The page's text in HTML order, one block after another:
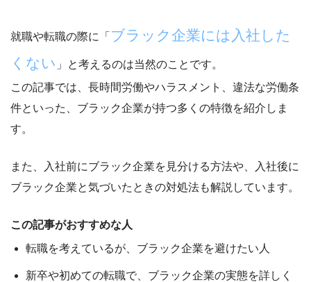
就職や転職の際に「 ブラック企業には入社した
くない 」と考えるのは当然のことです。
この記事では、長時間労働やハラスメント、違法な労働条
件といった、 ブラック企業が持つ多くの特徴を紹介しま
す。
また、 入社前にブラック企業を見分ける方法や、
入社後に
ブラック企業と気づいたときの対処法も解説しています。
この記事がおすすめな人
転職を考えているが、ブラック企業を避けたい人
新卒や初めての転職で、ブラック企業の実態を詳しく